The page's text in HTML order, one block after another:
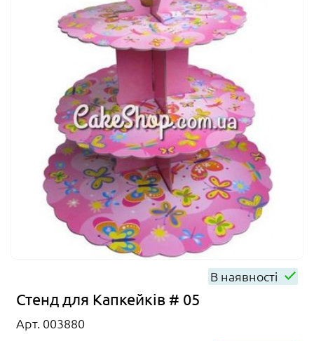
В наявності
Стенд для Капкейків # 05
Арт. 003880